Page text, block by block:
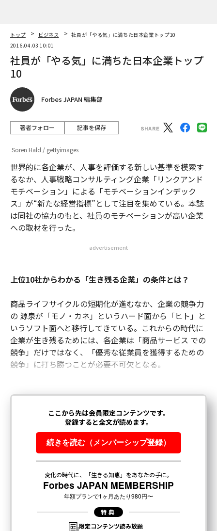
トップ ビジネス
社員が「やる気」に満ちた日本企業トップ10
2016.04.03 10:01
社員が「やる気」に満ちた日本企業トップ
10
Forbes JAPAN 編集部
著者フォロー 記事を保存
Soren Hald / gettyimages
世界的に各企業が、人事を評価する新しい基準を模索す
るなか、人事戦略コンサルティング企業「リンクアンド
モチベーション」による「モチベーションインデック
ス」が“新たな経営指標”として注目を集めている。本誌
は同社の協力のもと、社員のモチベーションが高い企業
への取材を行った。
advertisement
上位10社からわかる「生き残る企業」の条件とは？
商品ライフサイクルの短期化が進むなか、企業の競争力
の 源泉が「モノ・カネ」というハード面から「ヒト」と
いうソフト面へと移行してきている。これからの時代に
企業が生き残るためには、各企業は「商品サービス での
競争」だけではなく、「優秀な従業員を獲得するための
競争」に打ち勝つことが必要不可欠となる。